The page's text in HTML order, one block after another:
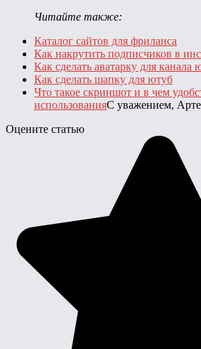
Читайте также:
Каталог сайтов для фриланса
Как накрутить подписчиков в
Как сделать аватарку для канала
Как сделать шапку для ютуб
Что такое скриншот и в чем
использованияС уважением,
Оцените статью